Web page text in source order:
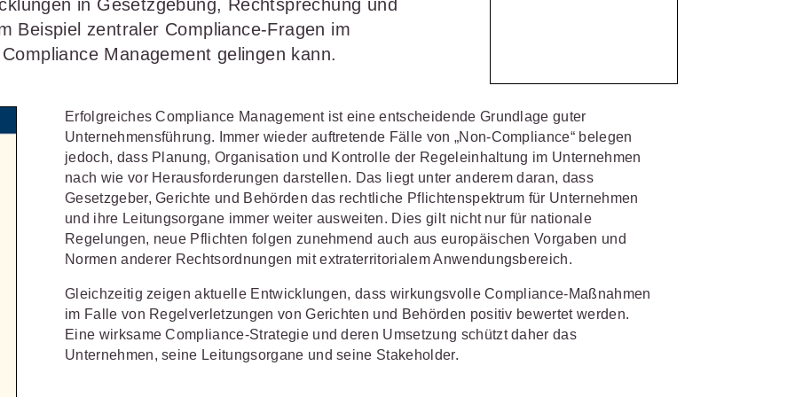
Fachgebiete
Finden Sie Lösungen und Inhalte, die zu Ihrem Fachgebiet passen.
Außenwirtschaftsrecht
Bankrecht
Compliance
Datenschutzrecht
Erbrecht
Familienrecht
Handels- und
Gesellschaftsrecht
Öffentliches Dienstrecht
Öffentliches Recht
Sozialrecht
Steuerrecht
Strafrecht
Unternehmensjuristen
Verkehrsrecht
JURIS BUSINESS
Institutionen und Steuerberater.
mehr erfahren
Qualifiziert und zertifiziert: Online-
allen wichtigen Fachgebieten.
mehr erfahren
5866-4466(Mo-Do 9-18 Uhr, Fr 9-17
Produktberater für eine erste
Online-Produktberater starten
Öffentliche Verwaltung
Vereine und Verbände
Referendariat
Studium und Hochschule
Sie
-
Schulungen und Termine
FAQ
Downloads
Veranstaltungen
juris PraxisReporte
Alle Kontaktmöglichkeiten
in Gesetzgebung, Rechtsprechung und
Beispiel zentraler Compliance-Fragen im
Management gelingen kann.
Erfolgreiches Compliance Management ist eine entscheidende Grundlage guter
Unternehmensführung. Immer wieder auftretende Fälle von „Non-Compliance“ belegen
jedoch, dass Planung, Organisation und Kontrolle der Regeleinhaltung im Unternehmen
nach wie vor Herausforderungen darstellen. Das liegt unter anderem daran, dass
Gesetzgeber, Gerichte und Behörden das rechtliche Pflichtenspektrum für Unternehmen
und ihre Leitungsorgane immer weiter ausweiten. Dies gilt nicht nur für nationale
Regelungen, neue Pflichten folgen zunehmend auch aus europäischen Vorgaben und
Normen anderer Rechtsordnungen mit extraterritorialem Anwendungsbereich.
Gleichzeitig zeigen aktuelle Entwicklungen, dass wirkungsvolle Compliance-Maßnahmen
im Falle von Regelverletzungen von Gerichten und Behörden positiv bewertet werden.
Eine wirksame Compliance-Strategie und deren Umsetzung schützt daher das
Unternehmen, seine Leitungsorgane und seine Stakeholder.